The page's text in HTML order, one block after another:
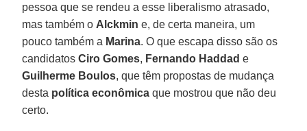
pessoa que se rendeu a esse liberalismo atrasado,
mas também o Alckmin e, de certa maneira, um
pouco também a Marina. O que escapa disso são os
candidatosCiro Gomes, Fernando Haddad e
Guilherme Boulos, que têm propostas de mudança
desta política econômica que mostrou que não deu
certo.